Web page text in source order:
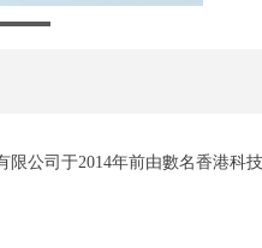
公司于2014年前由數名香港科